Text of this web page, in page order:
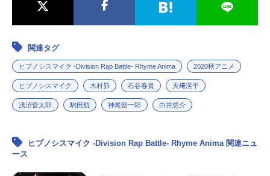
関連タグ
ヒプノシスマイク -Division Rap Battle- Rhyme Anima 2020秋アニメ
ヒプノシスマイク 木村昴 石谷春貴 天﨑滉平
浅沼晋太郎 駒田航 神尾晋一郎 白井悠介
ヒプノシスマイク -Division Rap Battle- Rhyme Anima 関連ニュ
ース